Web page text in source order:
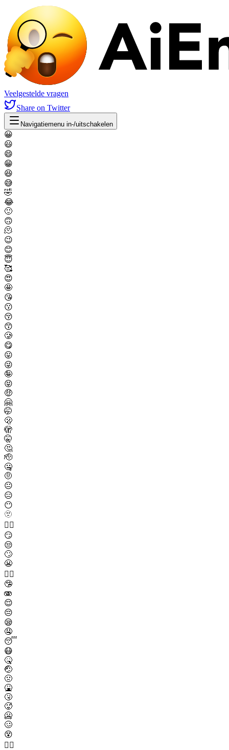
Veelgestelde vragen
Share on Twitter
Navigatiemenu in-/uitschakelen
😀
😃
😄
😁
😆
😅
🤣
😂
🙂
🙃
🫠
😉
😊
😇
🥰
😍
🤩
😘
😗
😚
😙
🥲
😋
😛
😜
🤪
😝
🤑
🤗
🤭
🫢
🫣
🤫
🤔
🫡
🤐
🤨
😐
😑
😶
🫥
😶‍🌫️
😏
😒
🙄
😬
😮‍💨
🤥
🫨
😌
😔
😪
🤤
😴
😷
🤒
🤕
🤢
🤮
🤧
🥵
🥶
🥴
😵
😵‍💫